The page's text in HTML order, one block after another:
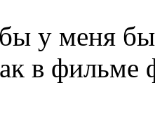
у меня
в